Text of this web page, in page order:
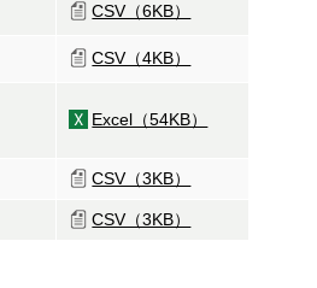
CSV（6KB）
CSV（4KB）
Excel（54KB）
CSV（3KB）
CSV（3KB）